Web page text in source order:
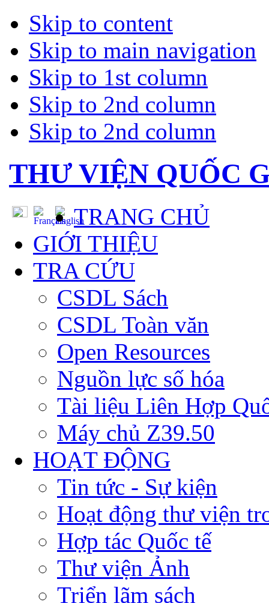
Skip to content
Skip to main navigation
Skip to 1st column
Skip to 2nd column
Skip to 2nd column
THƯ VIỆN QUỐC
TRANG CHỦ
GIỚI THIỆU
TRA CỨU
CSDL Sách
CSDL Toàn văn
Open Resources
Nguồn lực số hóa
Tài liệu Liên Hợp
Máy chủ Z39.50
HOẠT ĐỘNG
Tin tức - Sự kiện
Hoạt động thư viện
Hợp tác Quốc tế
Thư viện Ảnh
Triển lãm sách